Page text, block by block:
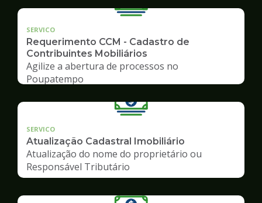
SERVICO
Requerimento CCM - Cadastro de
Contribuintes Mobiliários
Agilize a abertura de processos no
Poupatempo
SERVICO
Atualização Cadastral Imobiliário
Atualização do nome do proprietário ou
Responsável Tributário